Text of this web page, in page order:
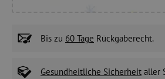
Bis zu 60 Tage Rückgaberecht.
Gesundheitliche Sicherheit aller